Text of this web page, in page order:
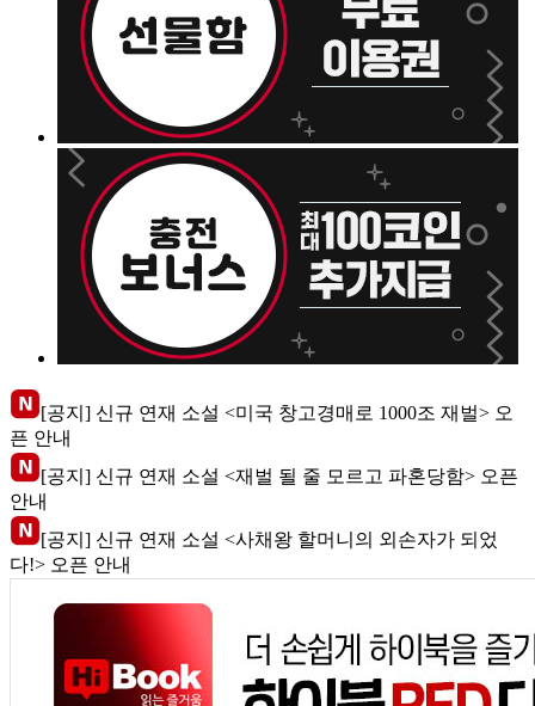
[공지] 신규 연재 소설 <미국 창고경매로 1000조 재벌> 오
픈 안내
[공지] 신규 연재 소설 <재벌 될 줄 모르고 파혼당함> 오픈
안내
[공지] 신규 연재 소설 <사채왕 할머니의 외손자가 되었
다!> 오픈 안내